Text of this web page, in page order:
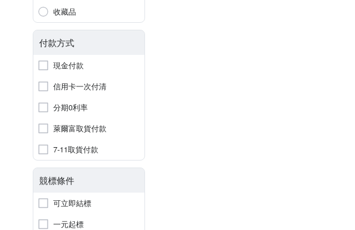
收藏品
付款方式
現金付款
信用卡一次付清
分期0利率
萊爾富取貨付款
7-11取貨付款
競標條件
可立即結標
一元起標